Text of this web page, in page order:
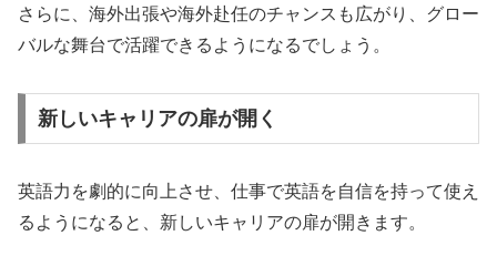
さらに、海外出張や海外赴任のチャンスも広がり、グロー
バルな舞台で活躍できるようになるでしょう。
新しいキャリアの扉が開く
英語力を劇的に向上させ、仕事で英語を自信を持って使え
るようになると、新しいキャリアの扉が開きます。